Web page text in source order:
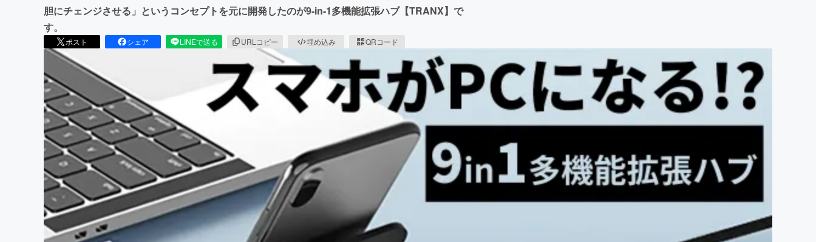
胆にチェンジさせる」というコンセプトを元に開発したのが9-in-1多機能拡張ハブ【TRANX】で
す。
ポスト シェア LINEで送る URLコピー 埋め込み QRコード